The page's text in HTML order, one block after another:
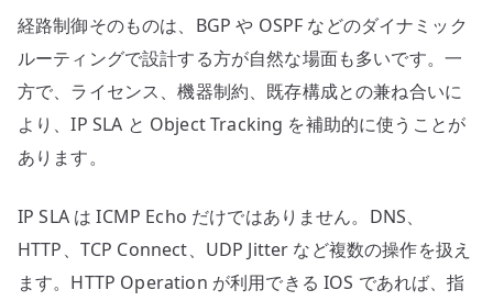
経路制御そのものは、BGP や OSPF などのダイナミック
ルーティングで設計する方が自然な場面も多いです。一
方で、ライセンス、機器制約、既存構成との兼ね合いに
より、IP SLA と Object Tracking を補助的に使うことが
あります。
IP SLA は ICMP Echo だけではありません。DNS、
HTTP、TCP Connect、UDP Jitter など複数の操作を扱え
ます。HTTP Operation が利用できる IOS であれば、指